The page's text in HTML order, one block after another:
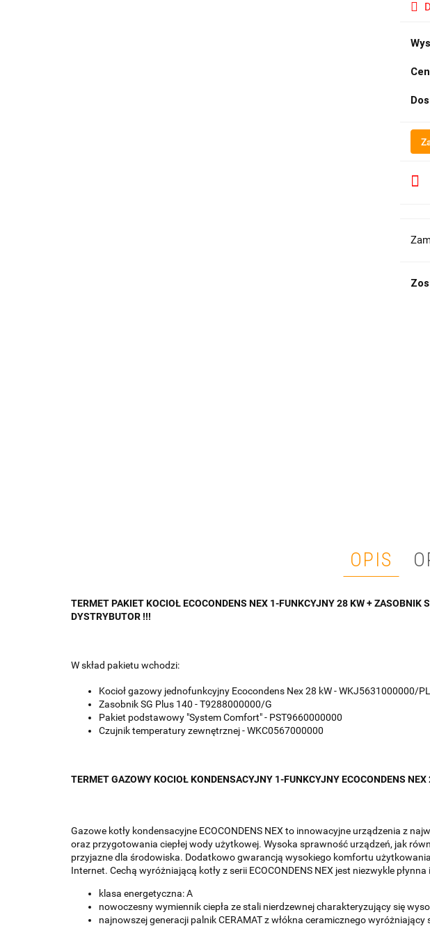
OPIS
TERMET PAKIET KOCIOŁ ECOCONDENS NEX 1-FUNKCYJNY 28 KW +
DYSTRYBUTOR !!!
W skład pakietu wchodzi:
Kocioł gazowy jednofunkcyjny Ecocondens Nex 28 kW - WKJ5631000000/PL
Zasobnik SG Plus 140 - T9288000000/G
Pakiet podstawowy "System Comfort" - PST9660000000
Czujnik temperatury zewnętrznej - WKC0567000000
TERMET GAZOWY KOCIOŁ KONDENSACYJNY 1-FUNKCYJNY ECOCONDENS NEX
Gazowe kotły kondensacyjne ECOCONDENS NEX to innowacyjne urządzenia z
oraz przygotowania ciepłej wody użytkowej. Wysoka sprawność urządzeń, jak
przyjazne dla środowiska. Dodatkowo gwarancją wysokiego komfortu
Internet. Cechą wyróżniającą kotły z serii ECOCONDENS NEX jest niezwykle
klasa energetyczna: A
nowoczesny wymiennik ciepła ze stali nierdzewnej charakteryzujący się
najnowszej generacji palnik CERAMAT z włókna ceramicznego